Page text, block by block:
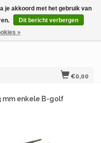
€0,00
mm enkele B-golf
je akkoord met het gebruik van
Dit bericht verbergen
»